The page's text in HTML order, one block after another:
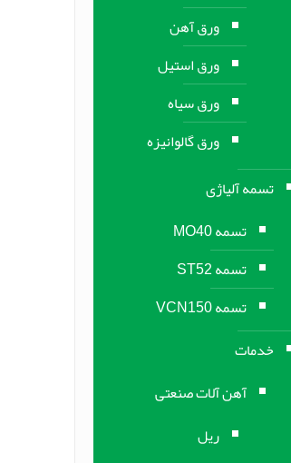
ورق آهن
ورق استیل
ورق سیاه
ورق گالوانیزه
تسمه آلیاژی
تسمه MO40
تسمه ST52
تسمه VCN150
خدمات
آهن آلات صنعتی
ریل